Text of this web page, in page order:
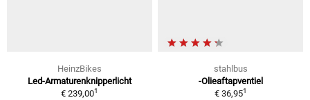
HeinzBikes
Led-Armaturenknipperlicht
€ 239,001
stahlbus
-Olieaftapventiel
€ 36,951